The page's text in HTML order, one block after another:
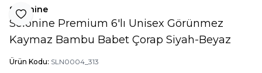
Favoriye Ekle
Solonine
Solonine Premium 6'lı Unisex Görünmez
Kaymaz Bambu Babet Çorap Siyah-Beyaz
Ürün Kodu: SLN0004_313